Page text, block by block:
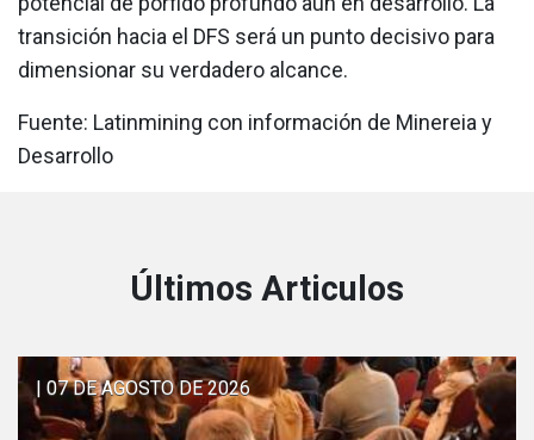
transición hacia el DFS será un punto decisivo para
dimensionar su verdadero alcance.
Fuente: Latinmining con información de Minereia y
Desarrollo
Últimos Articulos
| 07 DE AGOSTO DE 2026